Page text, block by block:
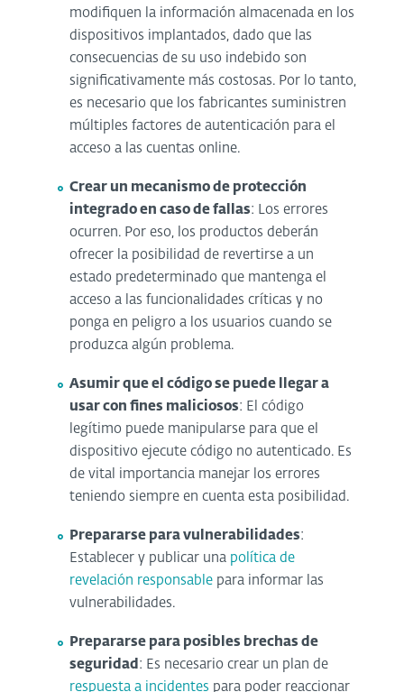
modifiquen la información almacenada en los
dispositivos implantados, dado que las
consecuencias de su uso indebido son
significativamente más costosas. Por lo tanto,
es necesario que los fabricantes suministren
múltiples factores de autenticación para el
acceso a las cuentas online.
Crear un mecanismo de protección
integrado en caso de fallas: Los errores
ocurren. Por eso, los productos deberán
ofrecer la posibilidad de revertirse a un
estado predeterminado que mantenga el
acceso a las funcionalidades críticas y no
ponga en peligro a los usuarios cuando se
produzca algún problema.
Asumir que el código se puede llegar a
usar con fines maliciosos: El código
legítimo puede manipularse para que el
dispositivo ejecute código no autenticado. Es
de vital importancia manejar los errores
teniendo siempre en cuenta esta posibilidad.
Prepararse para vulnerabilidades:
Establecer y publicar una política de
revelación responsable para informar las
vulnerabilidades.
Prepararse para posibles brechas de
seguridad : Es necesario crear un plan de
respuesta a incidentes para poder reaccionar